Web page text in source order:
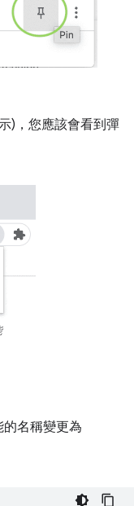
)，您應該會看到彈
名稱變更為